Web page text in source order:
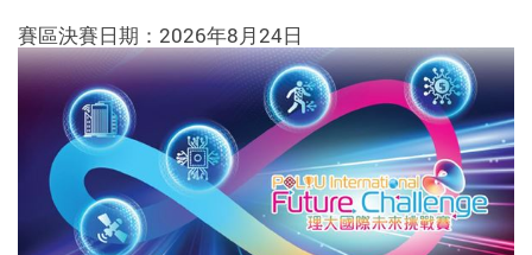
賽區決賽日期：2026年8月24日